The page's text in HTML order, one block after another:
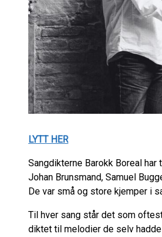
LYTT HER
Sangdikterne Barokk Boreal har
Johan Brunsmand, Samuel
De var små og store kjemper i
Til hver sang står det som
diktet til melodier de selv